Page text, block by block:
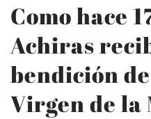
Como hace
Achiras
bendición
Virgen de la